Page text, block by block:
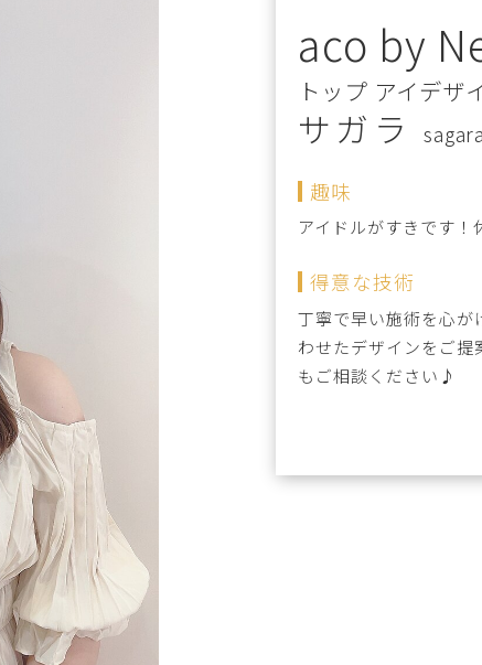
aco by
トップ アイデザ
サガラ
sagara
趣味
アイドルがすきです！
得意な技術
丁寧で早い施術を心が
わせたデザインをご
もご相談ください♪